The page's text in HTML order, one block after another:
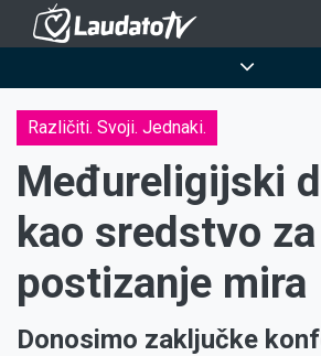
Skoči
sadržaj
Različiti. Svoji. Jednaki.
Međureligijski
kao sredstvo za
postizanje mira
Donosimo zaključke